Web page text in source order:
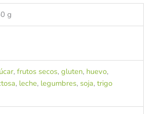
g
, frutos secos, gluten, huevo,
, leche, legumbres, soja, trigo